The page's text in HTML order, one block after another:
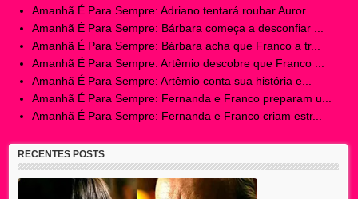
Amanhã É Para Sempre: Adriano tentará roubar Auror...
Amanhã É Para Sempre: Bárbara começa a desconfiar ...
Amanhã É Para Sempre: Bárbara acha que Franco a tr...
Amanhã É Para Sempre: Artêmio descobre que Franco ...
Amanhã É Para Sempre: Artêmio conta sua história e...
Amanhã É Para Sempre: Fernanda e Franco preparam u...
Amanhã É Para Sempre: Fernanda e Franco criam estr...
RECENTES POSTS